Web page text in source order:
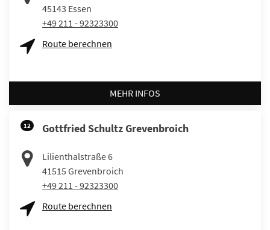
45143 Essen
+49 211 - 92323300
Route berechnen
MEHR INFOS
12 Gottfried Schultz Grevenbroich
Lilienthalstraße 6
41515 Grevenbroich
+49 211 - 92323300
Route berechnen